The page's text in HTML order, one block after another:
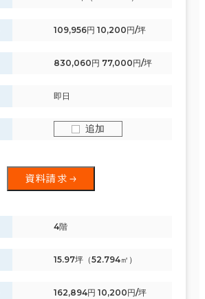
109,956円 10,200円/坪
830,060円 77,000円/坪
即日
追加
資料請求
4階
15.97坪（52.794㎡）
162,894円 10,200円/坪